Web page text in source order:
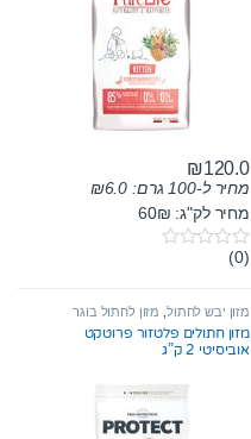
₪120.0
מחיר ל-100 גרם: ₪6.0
מחיר לק"ג: 60₪
0
t
o
f
5
(0)
מזון יבש לחתול מזון לחתול בוגר
מזון חתולים פלטזור פרוטקט
אוביסיטי 2 ק”ג